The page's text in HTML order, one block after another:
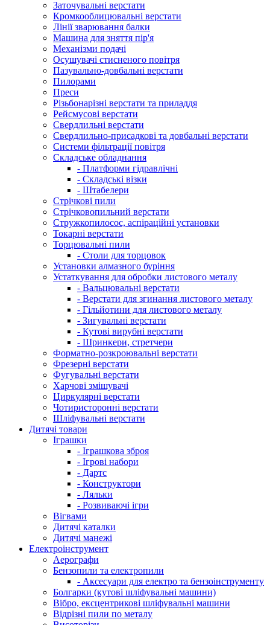
Заточувальні верстати
Кромкооблицювальні верстати
Лінії зварювання балки
Машина для зняття пір'я
Механізми подачі
Осушувачі стисненого повітря
Пазувально-довбальні верстати
Пилорами
Преси
Різьбонарізні верстати та приладдя
Рейсмусові верстати
Свердлильні верстати
Свердлильно-присадкові та довбальні верстати
Системи фільтрації повітря
Складське обладнання
- Платформи гідравлічні
- Складські візки
- Штабелери
Стрічкові пили
Стрічковопильний верстати
Стружкопилосос, аспіраційні установки
Токарні верстати
Торцювальні пили
- Столи для торцовок
Установки алмазного буріння
Устаткування для обробки листового металу
- Вальцювальні верстати
- Верстати для згинання листового металу
- Гільйотини для листового металу
- Зигувальні верстати
- Кутові вирубні верстати
- Шринкери, стретчери
Форматно-розкроювальні верстати
Фрезерні верстати
Фугувальні верстати
Харчові змішувачі
Циркулярні верстати
Чотиристоронні верстати
Шліфувальні верстати
Дитячі товари
Іграшки
- Іграшкова зброя
- Ігрові набори
- Дартс
- Конструктори
- Ляльки
- Розвиваючі ігри
Вігвами
Дитячі каталки
Дитячі манежі
Електроінструмент
Аерографи
Бензопили та електропили
- Аксесуари для електро та бензоінструменту
Болгарки (кутові шліфувальні машини)
Вібро, ексцентрикові шліфувальні машини
Відрізні пили по металу